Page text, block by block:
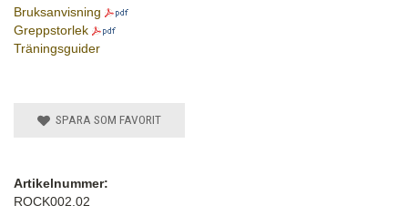
Bruksanvisning
Greppstorlek
Träningsguider
SPARA SOM FAVORIT
Artikelnummer:
ROCK002.02